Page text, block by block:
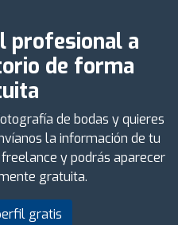
profesional a
de forma
de bodas y quieres
la información de tu
y podrás aparecer
gratuita.
gratis